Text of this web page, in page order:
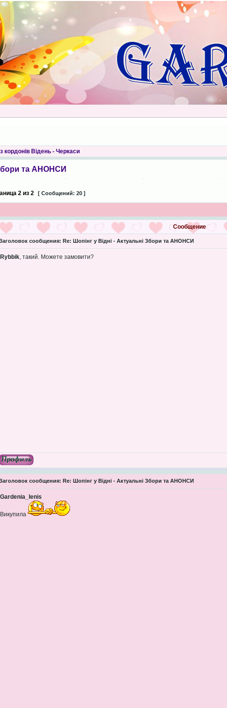
кордонів Відень - Черкаси
та АНОНСИ
2из 2 [ Сообщений: 20 ]
Сообщение
сообщения: Re: Шопінг у Відні - Актуальні Збори та АНОНСИ
Rybbik, такий. Можете замовити?
сообщения: Re: Шопінг у Відні - Актуальні Збори та АНОНСИ
Gardenia_lenis
Викупила